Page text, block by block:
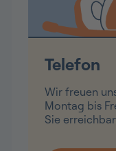
Telefon
Wir freuen
Montag bis
Sie erreichbar.